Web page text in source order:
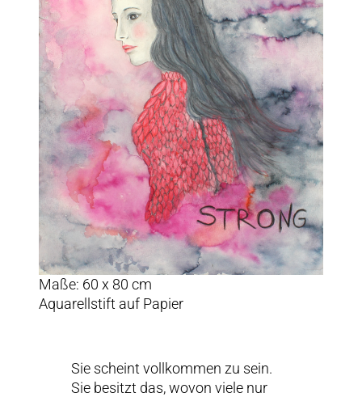
Maße: 60 x 80 cm
Aquarellstift auf Papier
Sie scheint vollkommen zu sein.
Sie besitzt das, wovon viele nur